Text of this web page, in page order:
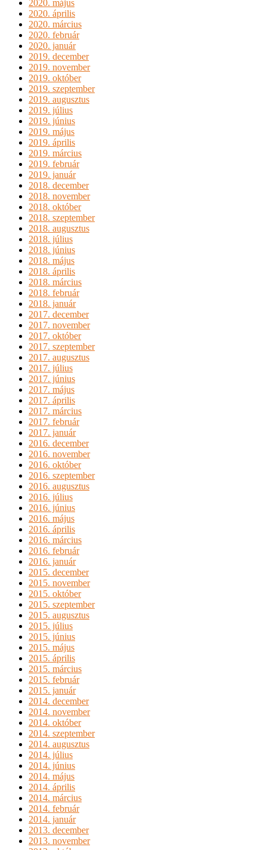
2020. május
2020. április
2020. március
2020. február
2020. január
2019. december
2019. november
2019. október
2019. szeptember
2019. augusztus
2019. július
2019. június
2019. május
2019. április
2019. március
2019. február
2019. január
2018. december
2018. november
2018. október
2018. szeptember
2018. augusztus
2018. július
2018. június
2018. május
2018. április
2018. március
2018. február
2018. január
2017. december
2017. november
2017. október
2017. szeptember
2017. augusztus
2017. július
2017. június
2017. május
2017. április
2017. március
2017. február
2017. január
2016. december
2016. november
2016. október
2016. szeptember
2016. augusztus
2016. július
2016. június
2016. május
2016. április
2016. március
2016. február
2016. január
2015. december
2015. november
2015. október
2015. szeptember
2015. augusztus
2015. július
2015. június
2015. május
2015. április
2015. március
2015. február
2015. január
2014. december
2014. november
2014. október
2014. szeptember
2014. augusztus
2014. július
2014. június
2014. május
2014. április
2014. március
2014. február
2014. január
2013. december
2013. november